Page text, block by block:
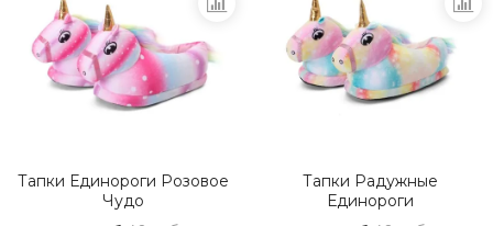
Тапки Единороги Розовое
Чудо
Тапки Радужные
Единороги